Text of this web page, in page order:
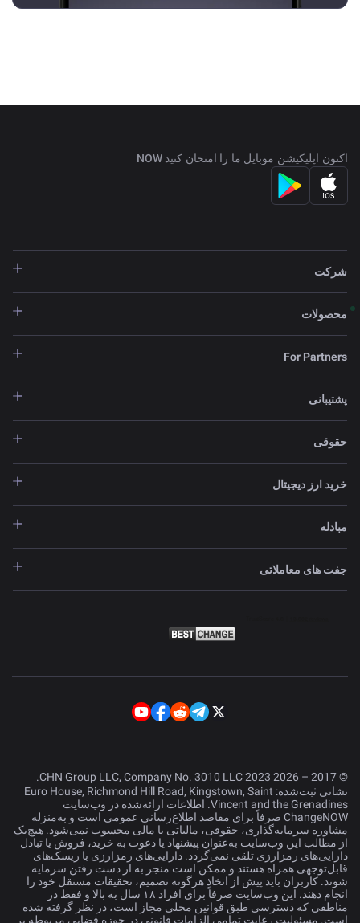
اکنون اپلیکیشن موبایل ما را امتحان کنید NOW
شرکت
محصولات
For Partners
پشتیبانی
حقوقی
خرید ارز دیجیتال
مبادله
جفت های معاملاتی
© 2017 – 2026 CHN Group LLC, Company No. 3010 LLC 2023.
نشانی ثبت‌شده: Euro House, Richmond Hill Road, Kingstown, Saint
Vincent and the Grenadines. اطلاعات ارائه‌شده در وب‌سایت
ChangeNOW صرفاً برای مقاصد اطلاع‌رسانی عمومی است و به‌منزله
مشاوره سرمایه‌گذاری، حقوقی، مالیاتی یا مالی محسوب نمی‌شود. هیچ‌یک
از مطالب این وب‌سایت به‌عنوان پیشنهاد یا دعوت به خرید، فروش یا تبادل
دارایی‌های رمزارزی تلقی نمی‌گردد. دارایی‌های رمزارزی با ریسک‌های
قابل‌توجهی همراه هستند و ممکن است منجر به از دست رفتن سرمایه
شوند. کاربران باید پیش از اتخاذ هرگونه تصمیم، تحقیقات مستقل خود را
انجام دهند. این وب‌سایت صرفاً برای افراد ۱۸ سال به بالا و فقط در
مناطقی که دسترسی طبق قوانین محلی مجاز است، در نظر گرفته شده
است. مسئولیت رعایت تمامی الزامات قانونی در حوزه قضایی مربوطه بر